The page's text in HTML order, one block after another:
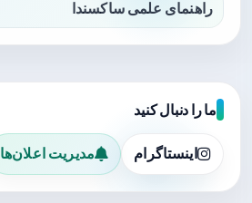
راهنمای علمی ساکسندا
ما را دنبال کنید
اینستاگرام مدیریت اعلان‌ها